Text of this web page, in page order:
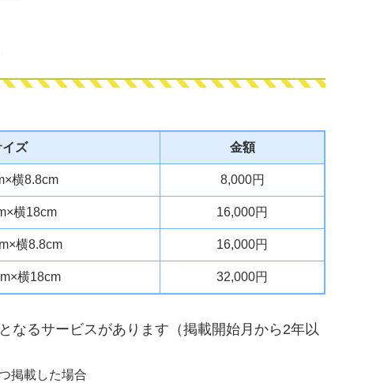
イズ 金額
横8.8cm 8,000円
横18cm 16,000円
横8.8cm 16,000円
横18cm 32,000円
なるサービスがあります（掲載開始月から2年以
掲載した場合